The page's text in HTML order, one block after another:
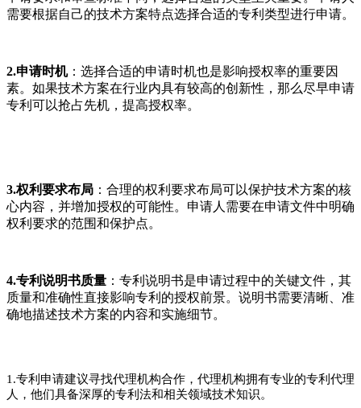
需要根据自己的技术方案特点选择合适的专利类型进行申请。
2.申请时机：选择合适的申请时机也是影响授权率的重要因
素。如果技术方案在行业内具有较高的创新性，那么尽早申请
专利可以抢占先机，提高授权率。
3.权利要求布局 ：合理的权利要求布局可以保护技术方案的核
心内容，并增加授权的可能性。申请人需要在申请文件中明确
权利要求的范围和保护点。
4.专利说明书质量 ：专利说明书是申请过程中的关键文件，其
质量和准确性直接影响专利的授权前景。说明书需要清晰、准
确地描述技术方案的内容和实施细节。
1.专利申请建议寻找代理机构合作，代理机构拥有专业的专利代理
人，他们具备深厚的专利法和相关领域技术知识。